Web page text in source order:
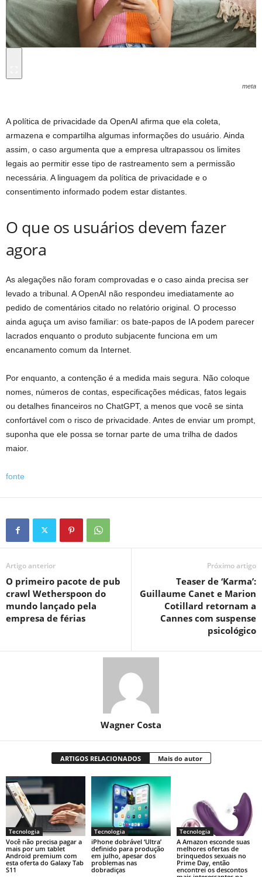
meta
A política de privacidade da OpenAI afirma que ela coleta,
armazena e compartilha algumas informações do usuário. Ainda
assim, o caso argumenta que a empresa ultrapassou os limites
legais ao permitir esse tipo de rastreamento sem a permissão
necessária. A linguagem da política de privacidade e o
consentimento informado podem estar distantes.
O que os usuários devem fazer
agora
As alegações não foram comprovadas e o caso ainda precisa ser
levado a tribunal. A OpenAI não respondeu imediatamente ao
pedido de comentários citado no relatório original. O processo
ainda aguça um aviso familiar: os bate-papos de IA podem parecer
lacrados enquanto o produto subjacente funciona em um
encanamento comum da Internet.
Por enquanto, a contenção é a medida mais segura. Não coloque
nomes, números de contas, especificações médicas, fatos legais
ou detalhes financeiros no ChatGPT, a menos que você se sinta
confortável com o risco de privacidade. Antes de enviar um prompt,
suponha que ele possa se tornar parte de uma trilha de dados
maior.
fonte
Artigo anterior
O primeiro pacote de pub
crawl Wetherspoon do
mundo lançado pela
empresa de férias
Próximo artigo
Teaser de ‘Karma’:
Guillaume Canet e Marion
Cotillard retornam a
Cannes com suspense
psicológico
Wagner Costa
ARTIGOS RELACIONADOS Mais do autor
Tecnologia
Você não precisa pagar a
mais por um tablet
Android premium com
esta oferta do Galaxy Tab
S11
Tecnologia
iPhone dobrável ‘Ultra’
definido para produção
em julho, apesar dos
problemas nas
dobradiças
Tecnologia
A Amazon esconde suas
melhores ofertas de
brinquedos sexuais no
Prime Day, então
encontrei os descontos